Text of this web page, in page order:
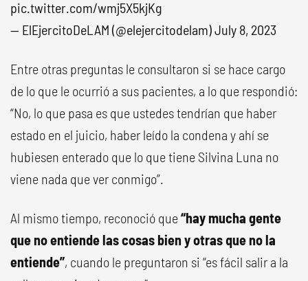
pic.twitter.com/wmj5X5kjKg
— ElEjercitoDeLAM (@elejercitodelam)July 8, 2023
Entre otras preguntas le consultaron si se hace cargo
de lo que le ocurrió a sus pacientes, a lo que respondió:
“No, lo que pasa es que ustedes tendrían que haber
estado en el juicio, haber leído la condena y ahí se
hubiesen enterado que lo que tiene Silvina Luna no
viene nada que ver conmigo”.
Al mismo tiempo, reconoció que“hay mucha gente
que no entiende las cosas bien y otras que no la
entiende”, cuando le preguntaron si “es fácil salir a la